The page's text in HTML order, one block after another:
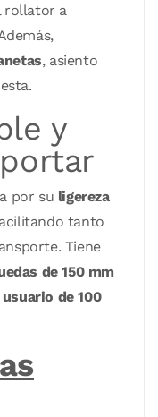
rollator a
, asiento
y
por su ligereza
tanto
Tiene
de 150 mm
de 100